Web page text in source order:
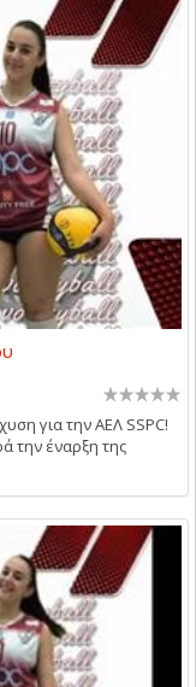
για την ΑΕΛ SSPC!
την έναρξη της